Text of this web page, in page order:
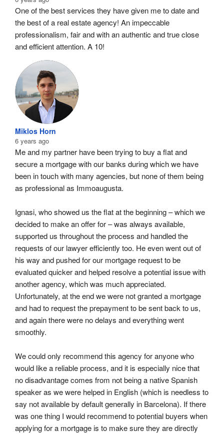
One of the best services they have given me to date and
the best of a real estate agency! An impeccable
professionalism, fair and with an authentic and true close
and efficient attention. A 10!
Miklos Horn
6 years ago
Me and my partner have been trying to buy a flat and
secure a mortgage with our banks during which we have
been in touch with many agencies, but none of them being
as professional as Immoaugusta.
Ignasi, who showed us the flat at the beginning – which we
decided to make an offer for – was always available,
supported us throughout the process and handled the
requests of our lawyer efficiently too. He even went out of
his way and pushed for our mortgage request to be
evaluated quicker and helped resolve a potential issue with
another agency, which was much appreciated.
Unfortunately, at the end we were not granted a mortgage
and had to request the prepayment to be sent back to us,
and again there were no delays and everything went
smoothly.
We could only recommend this agency for anyone who
would like a reliable process, and it is especially nice that
no disadvantage comes from not being a native Spanish
speaker as we were helped in English (which is needless to
say not available by default generally in Barcelona). If there
was one thing I would recommend to potential buyers when
applying for a mortgage is to make sure they are directly